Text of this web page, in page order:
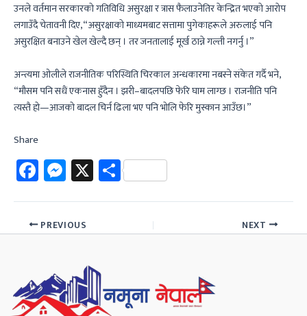
उनले वर्तमान सरकारको गतिविधि असुरक्षा र त्रास फैलाउनेतिर केन्द्रित भएको आरोप
लगाउँदै चेतावनी दिए, “असुरक्षाको माध्यमबाट सत्तामा पुगेकाहरूले अरुलाई पनि
असुरक्षित बनाउने खेल खेल्दै छन् । तर जनतालाई मूर्ख ठान्ने गल्ती नगर्नु ।”
अन्त्यमा ओलीले राजनीतिक परिस्थिति चिरकाल अन्धकारमा नबस्ने संकेत गर्दै भने,
“मौसम पनि सधैं एकनास हुँदैन । झरी–बादलपछि फेरि घाम लाग्छ । राजनीति पनि
त्यस्तै हो—आजको बादल चिर्न ढिला भए पनि भोलि फेरि मुस्कान आउँछ।”
Share
Fa
ce
b
o
M
es
se
n
ge
r
X Sh
ar
e
PREVIOUS NEXT